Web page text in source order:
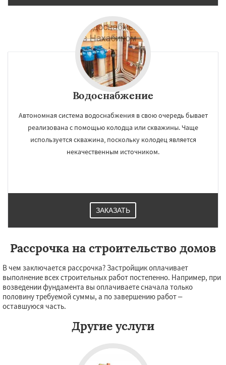
Водоснабжение
Автономная система водоснабжения в свою очередь бывает
реализована с помощью колодца или скважины. Чаще
используется скважина, поскольку колодец является
некачественным источником.
ЗАКАЗАТЬ
Рассрочка на строительство домов
В чем заключается рассрочка? Застройщик оплачивает
выполнение всех строительных работ постепенно. Например, при
возведении фундамента вы оплачиваете сначала только
половину требуемой суммы, а по завершению работ –
оставшуюся часть.
Другие услуги